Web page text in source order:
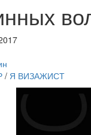
/ Я ВИЗАЖИСТ